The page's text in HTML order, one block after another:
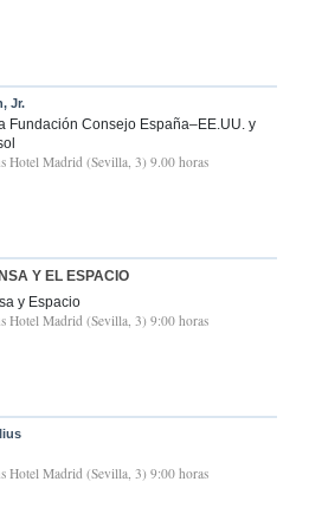
Jr.
Fundación Consejo España–EE.UU. y
Hotel Madrid (Sevilla, 3) 9.00 horas
Y EL ESPACIO
y Espacio
Hotel Madrid (Sevilla, 3) 9:00 horas
Hotel Madrid (Sevilla, 3) 9:00 horas